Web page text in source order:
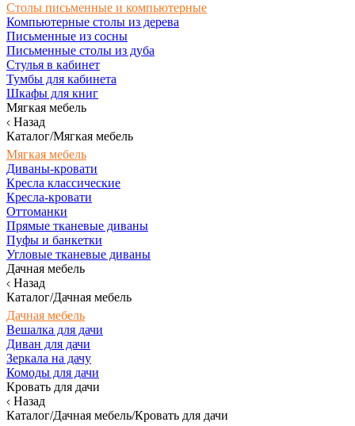
Столы письменные и компьютерные
Компьютерные столы из дерева
Письменные из сосны
Письменные столы из дуба
Стулья в кабинет
Тумбы для кабинета
Шкафы для книг
Мягкая мебель
Назад
Каталог/Мягкая мебель
Мягкая мебель
Диваны-кровати
Кресла классические
Кресла-кровати
Оттоманки
Прямые тканевые диваны
Пуфы и банкетки
Угловые тканевые диваны
Дачная мебель
Назад
Каталог/Дачная мебель
Дачная мебель
Вешалка для дачи
Диван для дачи
Зеркала на дачу
Комоды для дачи
Кровать для дачи
Назад
Каталог/Дачная мебель/Кровать для дачи